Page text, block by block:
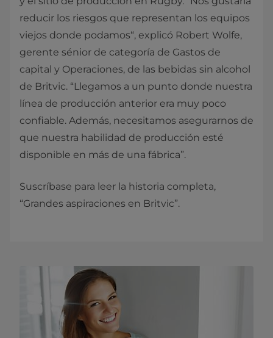
reducir los riesgos que representan los equipos
viejos donde podamos“, explicó Robert Wolfe,
gerente sénior de categoría de Gastos de
capital y Operaciones, de las bebidas sin alcohol
de Britvic. “Llegamos a un punto donde nuestra
línea de producción anterior era muy poco
confiable. Además, necesitamos asegurarnos de
que nuestra habilidad de producción esté
disponible en más de una fábrica”.
Suscríbase para leer la historia completa,
“Grandes aspiraciones en Britvic”.